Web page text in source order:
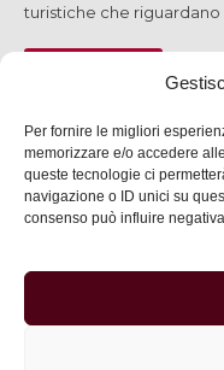
Per fornire le migliori
memorizzare e/o accedere
queste tecnologie ci
navigazione o ID unici su
consenso può influire
turistiche che
SCOPRI
SERVIZI
INFORMAZIONI